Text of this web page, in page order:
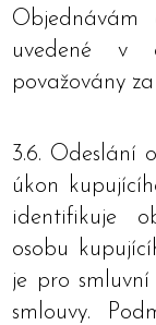
uvedené v
považovány
3.6. Odeslání
úkon
identifikuje
osobu
je pro
smlouvy.